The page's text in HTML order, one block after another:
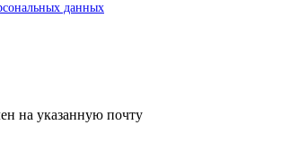
данных
на указанную почту